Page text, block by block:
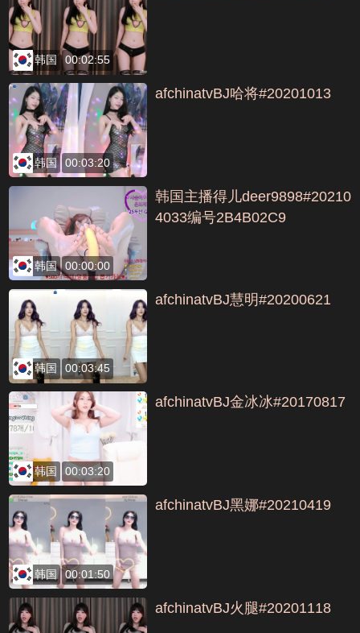
韩国 00:02:55
韩国 00:03:20
afchinatvBJ哈将#20201013
韩国 00:00:00
韩国主播得儿deer9898#20210
4033编号2B4B02C9
韩国 00:03:45
afchinatvBJ慧明#20200621
韩国 00:03:20
afchinatvBJ金冰冰#20170817
韩国 00:01:50
afchinatvBJ黑娜#20210419
afchinatvBJ火腿#20201118